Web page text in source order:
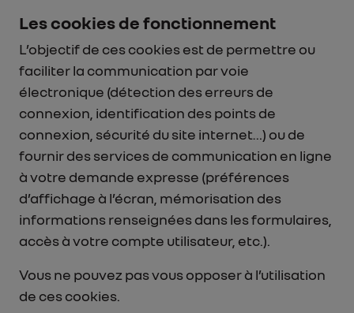
Les cookies de fonctionnement
L’objectif de ces cookies est de permettre ou
faciliter la communication par voie
électronique (détection des erreurs de
connexion, identification des points de
connexion, sécurité du site internet…) ou de
fournir des services de communication en ligne
à votre demande expresse (préférences
d’affichage à l’écran, mémorisation des
informations renseignées dans les formulaires,
accès à votre compte utilisateur, etc.).
Vous ne pouvez pas vous opposer à l’utilisation
de ces cookies.